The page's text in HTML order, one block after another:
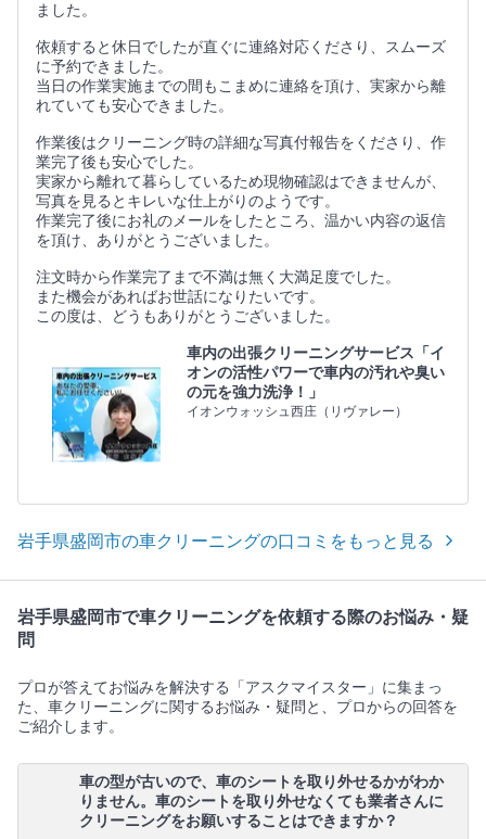
ました。
依頼すると休日でしたが直ぐに連絡対応くださり、スムーズ
に予約できました。
当日の作業実施までの間もこまめに連絡を頂け、実家から離
れていても安心できました。
作業後はクリーニング時の詳細な写真付報告をくださり、作
業完了後も安心でした。
実家から離れて暮らしているため現物確認はできませんが、
写真を見るとキレいな仕上がりのようです。
作業完了後にお礼のメールをしたところ、温かい内容の返信
を頂け、ありがとうございました。
注文時から作業完了まで不満は無く大満足度でした。
また機会があればお世話になりたいです。
この度は、どうもありがとうございました。
車内の出張クリーニングサービス「イ
オンの活性パワーで車内の汚れや臭い
の元を強力洗浄！」
イオンウォッシュ西庄（リヴァレー）
岩手県盛岡市の車クリーニングの口コミをもっと見る
岩手県盛岡市で車クリーニングを依頼する際のお悩み・疑
問
プロが答えてお悩みを解決する「アスクマイスター」に集まっ
た、車クリーニングに関するお悩み・疑問と、プロからの回答を
ご紹介します。
車の型が古いので、車のシートを取り外せるかがわか
りません。車のシートを取り外せなくても業者さんに
クリーニングをお願いすることはできますか？